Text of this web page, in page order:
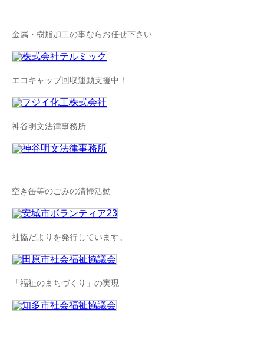
金属・樹脂加工の事ならお任せ下さい
エコキャップ回収運動支援中！
神谷明文法律事務所
空き缶等のごみの清掃活動
社協だよりを発行しています。
「福祉のまちづくり」の実現